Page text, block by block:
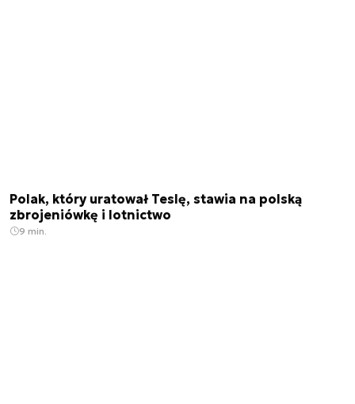
Polak, który uratował Teslę, stawia na polską
zbrojeniówkę i lotnictwo
9 min.